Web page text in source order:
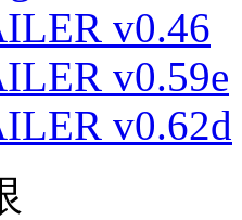
v0.46
v0.59e
v0.62d